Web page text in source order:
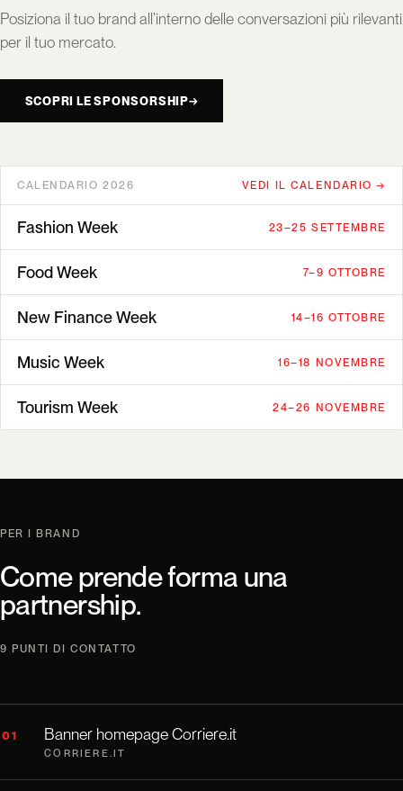
Posiziona il tuo brand all’interno delle conversazioni più rilevanti
per il tuo mercato.
SCOPRI LE SPONSORSHIP→
CALENDARIO 2026 VEDI IL CALENDARIO →
Fashion Week 23–25 SETTEMBRE
Food Week 7–9 OTTOBRE
New Finance Week 14–16 OTTOBRE
Music Week 16–18 NOVEMBRE
Tourism Week 24–26 NOVEMBRE
PER I BRAND
Come prende forma una
partnership.
9 PUNTI DI CONTATTO
01 Banner homepage Corriere.it
CORRIERE.IT